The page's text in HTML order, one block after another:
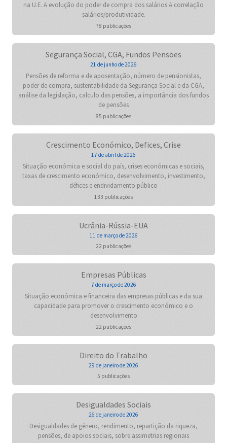
na U.E. A evolução do poder de compra dos salários A correlação
salários/produtividade.
78 publicações
Segurança Social, CGA, Fundos Pensões
21 de junho de 2026
Pensões de reforma e de aposentação, número de pensionistas,
poder de compra, sustentabilidade da Segurança Social e da CGA,
análise da legislação, calculo das pensões, a importância dos fundos
de pensões
85 publicações
Crescimento Económico, Defices, Crise
17 de abril de 2026
Situação económica e social do país, crises económicas e sociais,
taxas de crescimento económico, desenvolvimento, investimento,
défices e endividamento público
133 publicações
Ucrânia-Rússia-EUA
11 de março de 2026
22 publicações
Empresas Públicas
7 de março de 2026
Situação económica e financeira das empresas públicas e da sua
capacidade para promover o crescimento económico e o
desenvolvimento
22 publicações
Direito do Trabalho
29 de janeiro de 2026
5 publicações
Desigualdades Sociais
26 de janeiro de 2026
Desigualdades de género, rendimento, repartição da riqueza,
pensões, de apoios sociais, sobre assimetrias regionais